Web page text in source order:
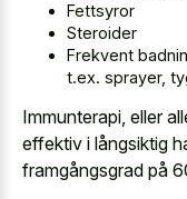
Fettsyror
Steroider
Frekvent
t.ex. sprayer,
Immunterapi, eller
effektiv i långsiktig
framgångsgrad på